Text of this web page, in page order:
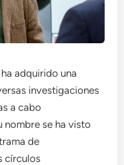
adquirido una
investigaciones
a cabo
nombre se ha visto
de
círculos